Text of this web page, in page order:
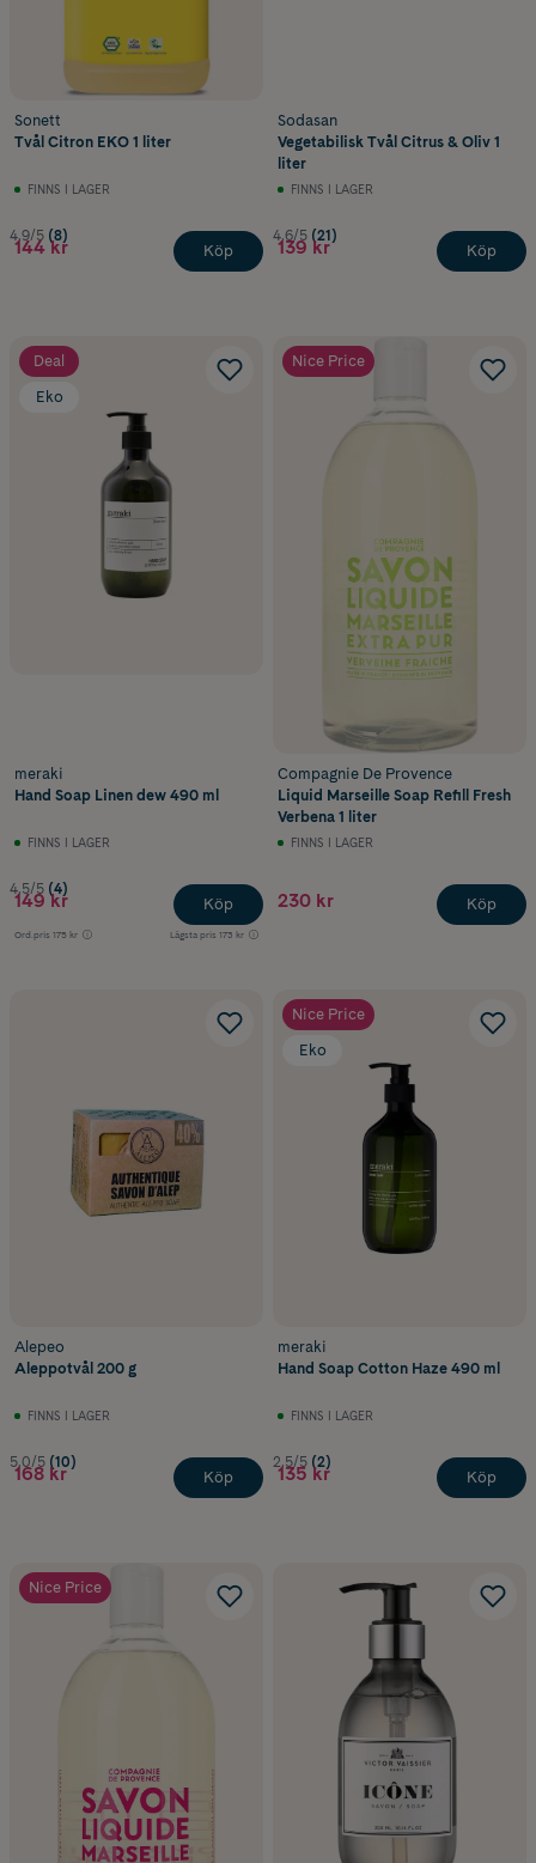
Sonett
Tvål Citron EKO 1 liter
FINNS I LAGER
4.9/5 (8)
144 kr Köp
Sodasan
Vegetabilisk Tvål Citrus & Oliv 1
liter
FINNS I LAGER
4.6/5 (21)
139 kr Köp
Deal
Eko
meraki
Hand Soap Linen dew 490 ml
FINNS I LAGER
4.5/5 (4)
149 kr
Ord.pris 175 kr Lägsta pris 173 kr
Köp
Nice Price
Compagnie De Provence
Liquid Marseille Soap Refill Fresh
Verbena 1 liter
FINNS I LAGER
230 kr Köp
Alepeo
Aleppotvål 200 g
FINNS I LAGER
5.0/5 (10)
168 kr Köp
Nice Price
Eko
meraki
Hand Soap Cotton Haze 490 ml
FINNS I LAGER
2.5/5 (2)
135 kr Köp
Nice Price